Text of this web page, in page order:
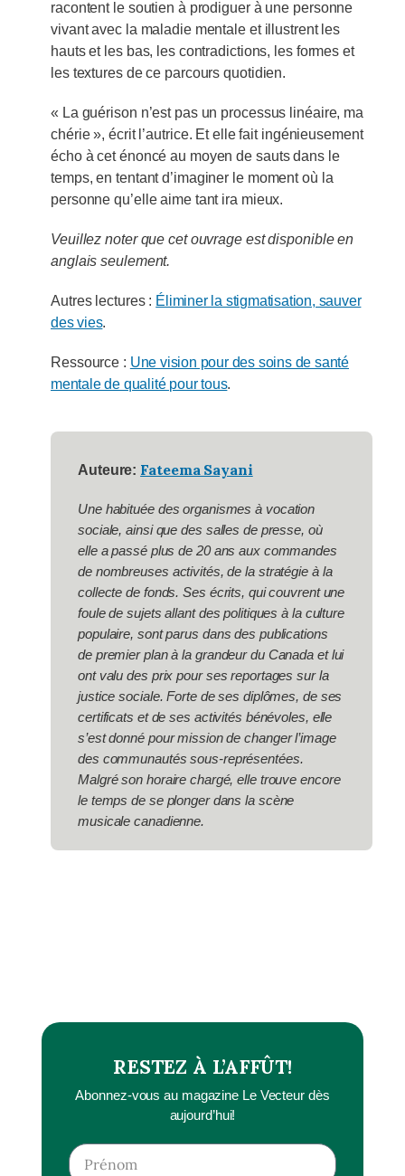
RESTEZ À L’AFFÛT!
Abonnez-vous au magazine Le Vecteur dès
aujourd’hui!
racontent le soutien à prodiguer à une personne
vivant avec la maladie mentale et illustrent les
hauts et les bas, les contradictions, les formes et
les textures de ce parcours quotidien.
« La guérison n’est pas un processus linéaire, ma
chérie », écrit l’autrice. Et elle fait ingénieusement
écho à cet énoncé au moyen de sauts dans le
temps, en tentant d’imaginer le moment où la
personne qu’elle aime tant ira mieux.
Veuillez noter que cet ouvrage est disponible en
anglais seulement.
Autres lectures : Éliminer la stigmatisation, sauver
des vies.
Ressource : Une vision pour des soins de santé
mentale de qualité pour tous.
Auteure: Fateema Sayani
Une habituée des organismes à vocation
sociale, ainsi que des salles de presse, où
elle a passé plus de 20 ans aux commandes
de nombreuses activités, de la stratégie à la
collecte de fonds. Ses écrits, qui couvrent une
foule de sujets allant des politiques à la culture
populaire, sont parus dans des publications
de premier plan à la grandeur du Canada et lui
ont valu des prix pour ses reportages sur la
justice sociale. Forte de ses diplômes, de ses
certificats et de ses activités bénévoles, elle
s’est donné pour mission de changer l’image
des communautés sous-représentées.
Malgré son horaire chargé, elle trouve encore
le temps de se plonger dans la scène
musicale canadienne.